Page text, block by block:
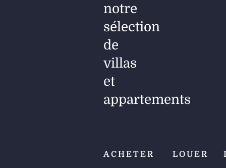
notre
sélection
de
villas
et
appartements
ACHETER LOUER